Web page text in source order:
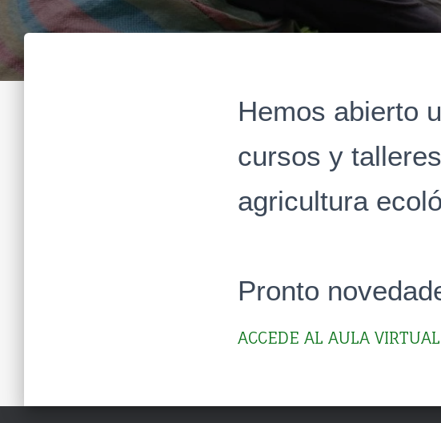
Hemos abierto
cursos y
agricultura
Pronto
ACCEDE AL AULA